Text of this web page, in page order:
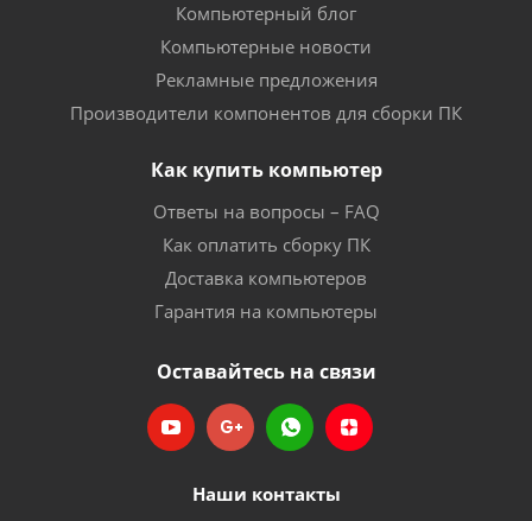
Компьютерный блог
Компьютерные новости
Рекламные предложения
Производители компонентов для сборки ПК
Как купить компьютер
Ответы на вопросы – FAQ
Как оплатить сборку ПК
Доставка компьютеров
Гарантия на компьютеры
Оставайтесь на связи
Наши контакты